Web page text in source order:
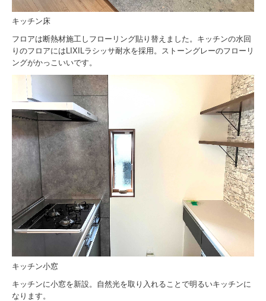
キッチン床
フロアは断熱材施工しフローリング貼り替えました。キッチンの水回
りのフロアにはLIXILラシッサ耐水を採用。ストーングレーのフローリ
ングがかっこいいです。
キッチン小窓
キッチンに小窓を新設。自然光を取り入れることで明るいキッチンに
なります。